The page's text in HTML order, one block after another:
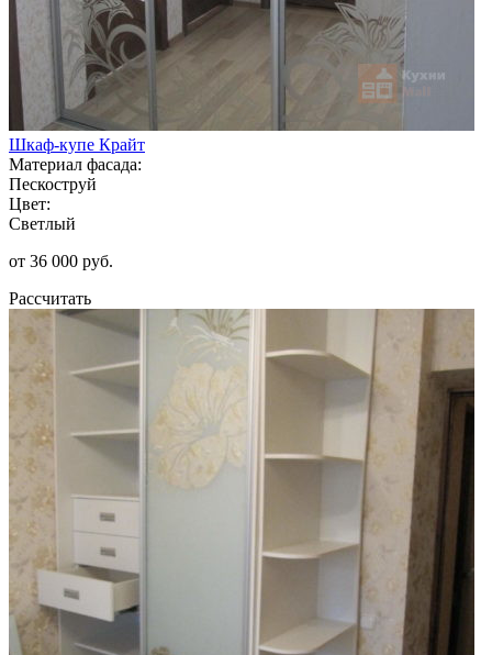
Шкаф-купе Крайт
Материал фасада:
Пескоструй
Цвет:
Светлый
от 36 000 руб.
Рассчитать